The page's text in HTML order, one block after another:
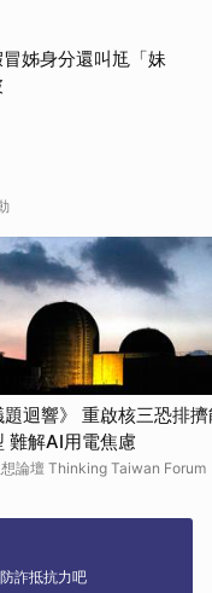
姊身分還叫尪「妹
題迴響》 重啟核三恐排
難解AI用電焦慮
論壇 Thinking Taiwan Forum
詐抵抗力吧